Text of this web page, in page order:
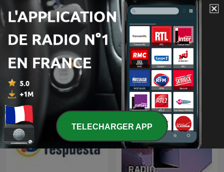
Espacio en blanco Tout Louie
TELECHARGER APP